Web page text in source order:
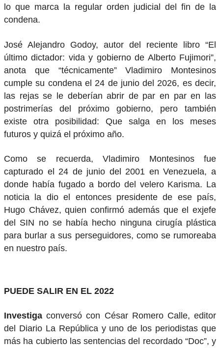
lo que marca la regular orden judicial del fin de la
condena.
José Alejandro Godoy, autor del reciente libro “El
último dictador: vida y gobierno de Alberto Fujimori”,
anota que “técnicamente” Vladimiro Montesinos
cumple su condena el 24 de junio del 2026, es decir,
las rejas se le deberían abrir de par en par en las
postrimerías del próximo gobierno, pero también
existe otra posibilidad: Que salga en los meses
futuros y quizá el próximo año.
Como se recuerda, Vladimiro Montesinos fue
capturado el 24 de junio del 2001 en Venezuela, a
donde había fugado a bordo del velero Karisma. La
noticia la dio el entonces presidente de ese país,
Hugo Chávez, quien confirmó además que el exjefe
del SIN no se había hecho ninguna cirugía plástica
para burlar a sus perseguidores, como se rumoreaba
en nuestro país.
PUEDE SALIR EN EL 2022
Investiga conversó con César Romero Calle, editor
del Diario La República y uno de los periodistas que
más ha cubierto las sentencias del recordado “Doc”, y